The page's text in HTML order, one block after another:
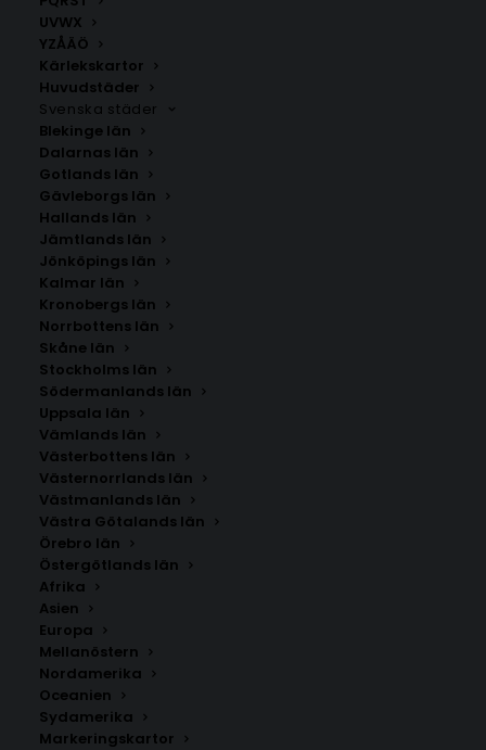
UVWX
YZÅÄÖ
Kärlekskartor
Huvudstäder
Svenska städer
Blekinge län
Dalarnas län
Gotlands län
Gävleborgs län
Hallands län
Jämtlands län
Jönköpings län
Kalmar län
Kronobergs län
Norrbottens län
Skåne län
Stockholms län
Södermanlands län
Uppsala län
Vämlands län
Västerbottens län
Västernorrlands län
Västmanlands län
Västra Götalands län
Örebro län
Östergötlands län
Afrika
Asien
Europa
Mellanöstern
Nordamerika
Oceanien
Sydamerika
Markeringskartor
Aperol Spritz Cocktail Poster
Storlek
229.00kr